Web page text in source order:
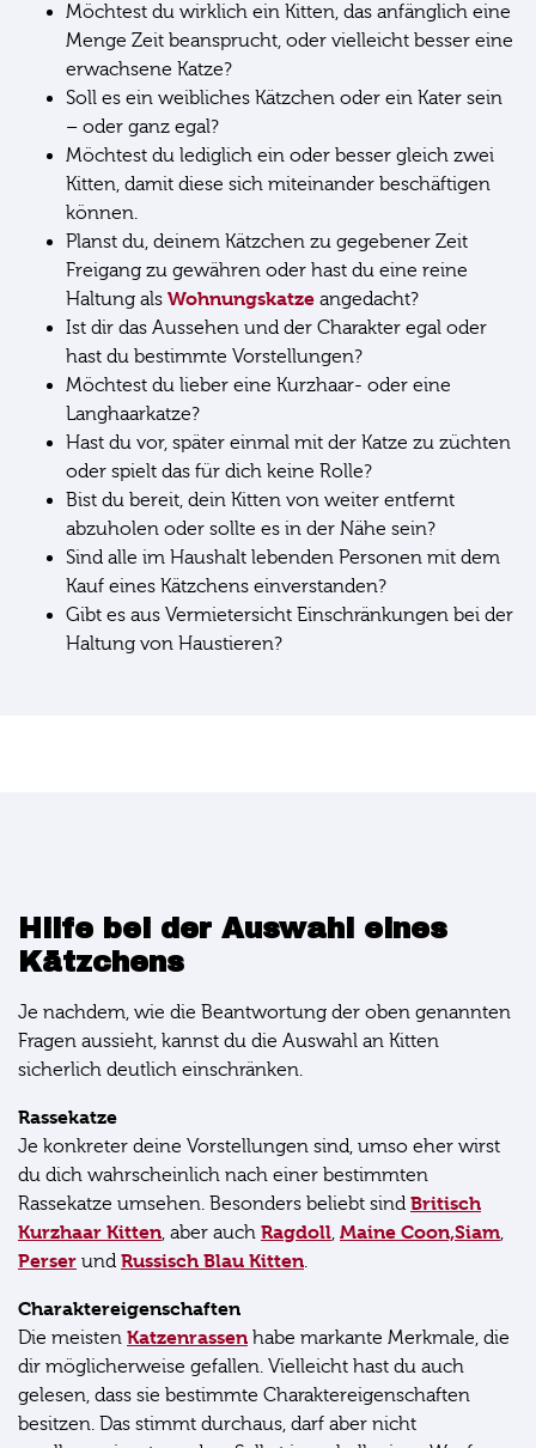
Möchtest du wirklich ein Kitten, das anfänglich eine
Menge Zeit beansprucht, oder vielleicht besser eine
erwachsene Katze?
Soll es ein weibliches Kätzchen oder ein Kater sein
– oder ganz egal?
Möchtest du lediglich ein oder besser gleich zwei
Kitten, damit diese sich miteinander beschäftigen
können.
Planst du, deinem Kätzchen zu gegebener Zeit
Freigang zu gewähren oder hast du eine reine
Haltung als Wohnungskatze angedacht?
Ist dir das Aussehen und der Charakter egal oder
hast du bestimmte Vorstellungen?
Möchtest du lieber eine Kurzhaar- oder eine
Langhaarkatze?
Hast du vor, später einmal mit der Katze zu züchten
oder spielt das für dich keine Rolle?
Bist du bereit, dein Kitten von weiter entfernt
abzuholen oder sollte es in der Nähe sein?
Sind alle im Haushalt lebenden Personen mit dem
Kauf eines Kätzchens einverstanden?
Gibt es aus Vermietersicht Einschränkungen bei der
Haltung von Haustieren?
Hilfe bei der Auswahl eines
Kätzchens
Je nachdem, wie die Beantwortung der oben genannten
Fragen aussieht, kannst du die Auswahl an Kitten
sicherlich deutlich einschränken.
Rassekatze
Je konkreter deine Vorstellungen sind, umso eher wirst
du dich wahrscheinlich nach einer bestimmten
Rassekatze umsehen. Besonders beliebt sind Britisch
Kurzhaar Kitten, aber auch Ragdoll, Maine Coon,Siam,
Perser und Russisch Blau Kitten.
Charaktereigenschaften
Die meisten Katzenrassen habe markante Merkmale, die
dir möglicherweise gefallen. Vielleicht hast du auch
gelesen, dass sie bestimmte Charaktereigenschaften
besitzen. Das stimmt durchaus, darf aber nicht